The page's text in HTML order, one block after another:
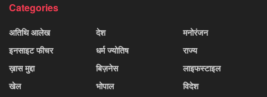
Categories
अतिथि आलेख
इनसाइट फीचर
ख़ास मुद्दा
खेल
देश
धर्म ज्योतिष
बिज़नेस
भोपाल
मनोरंजन
राज्य
लाइफस्टाइल
विदेश